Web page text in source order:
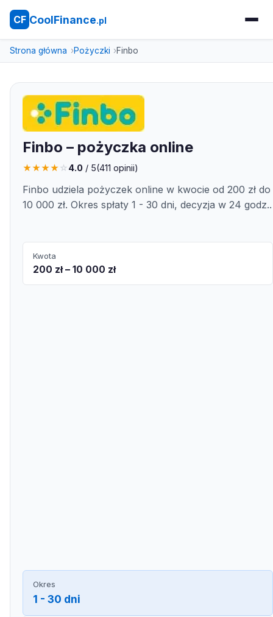
CF CoolFinance.pl
Strona główna Pożyczki Finbo
Finbo – pożyczka online
★★★★☆4.0 / 5(411 opinii)
Finbo udziela pożyczek online w kwocie od 200 zł do
10 000 zł. Okres spłaty 1 - 30 dni, decyzja w 24 godz..
Kwota
200 zł – 10 000 zł
Okres
1 - 30 dni